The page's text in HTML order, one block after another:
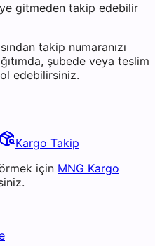
gitmeden takip edebilir
takip numaranızı
şubede veya teslim
edebilirsiniz.
Kargo Takip
için MNG Kargo